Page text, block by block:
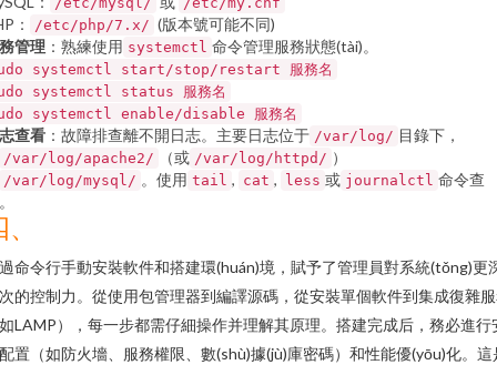
： /etc/php/7.x/ (版本號可能不同)
管理 ：熟練使用 systemctl 命令管理服務狀態(tài)。
systemctl start/stop/restart 服務名
systemctl status 服務名
systemctl enable/disable 服務名
查看 ：故障排查離不開日志。主要日志位于 /var/log/ 目錄下，
/var/log/apache2/ （或 /var/log/httpd/ ）
/var/log/mysql/ 。使用 tail , cat , less 或 journalctl 命令查
命令行手動安裝軟件和搭建環(huán)境，賦予了管理員對系統(tǒng)更
的控制力。從使用包管理器到編譯源碼，從安裝單個軟件到集成復雜
LAMP），每一步都需仔細操作并理解其原理。搭建完成后，務必進行
置（如防火墻、服務權限、數(shù)據(jù)庫密碼）和性能優(yōu)化。這